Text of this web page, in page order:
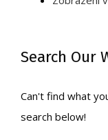
Search Our
Can't find what
search below!